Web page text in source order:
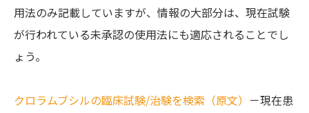
用法のみ記載していますが、情報の大部分は、現在試験
が行われている未承認の使用法にも適応されることでし
ょう。
クロラムブシルの臨床試験/治験を検索（原文） －現在患